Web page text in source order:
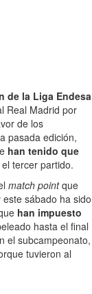
de la Liga Endesa
Real Madrid por
de los
pasada edición,
han tenido que
tercer partido.
match pointque
sábado ha sido
han impuesto
hasta el final
el subcampeonato,
tuvieron al